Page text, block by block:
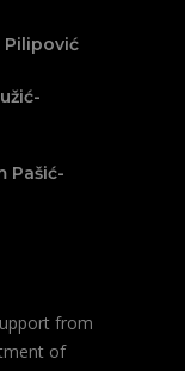
Pilipović
Pašić-
from
of